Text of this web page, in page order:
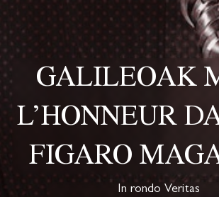
GALILEOAK
L’HONNEUR
FIGARO
In rondo Veritas